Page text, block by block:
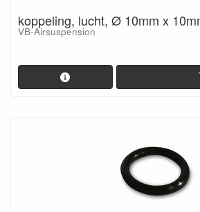
koppeling, lucht, Ø 10mm x
VB-Airsuspension